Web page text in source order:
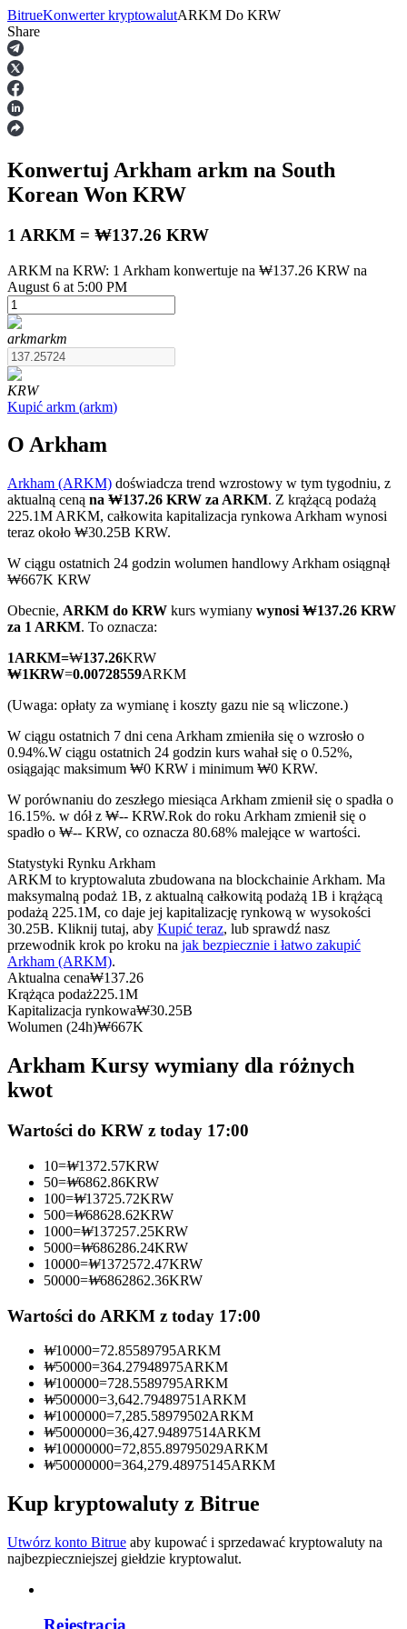
Kontrakty terminowe
Kontrakty terminowe na USDT
Kontrakty terminowe COIN-M
Kontrakty terminowe na kryptowaluty
TradFi
Instrumenty pochodne na akcje, forex, metale szlachetne i
towary
Kontrakty terminowe na USDC
Kopiowanie Transakcji
Dołącz do najlepszych traderów
Zostań traderem kopiującym
Ciesz się podziałem zysków i prowizjami z kopiowania
Analiza Big Data, w tym informacje handlowe itp.
BitrueKonwerter kryptowalutARKM Do KRW
Share
Konwertuj Arkham arkm na South
Korean Won KRW
1 ARKM = ₩137.26 KRW
ARKM na KRW: 1 Arkham konwertuje na ₩137.26 KRW na
August 6 at 5:00 PM
arkmarkm
KRW
Kupić arkm (arkm)
O Arkham
Arkham (ARKM) doświadcza trend wzrostowy w tym tygodniu, z
aktualną ceną na ₩137.26 KRW za ARKM. Z krążącą podażą
225.1M ARKM, całkowita kapitalizacja rynkowa Arkham wynosi
teraz około ₩30.25B KRW.
W ciągu ostatnich 24 godzin wolumen handlowy Arkham osiągnął
₩667K KRW
Obecnie, ARKM do KRW kurs wymiany wynosi ₩137.26 KRW
za 1 ARKM. To oznacza:
1ARKM=₩137.26KRW
₩1KRW=0.00728559ARKM
(Uwaga: opłaty za wymianę i koszty gazu nie są wliczone.)
W ciągu ostatnich 7 dni cena Arkham zmieniła się o wzrosło o
0.94%.W ciągu ostatnich 24 godzin kurs wahał się o 0.52%,
osiągając maksimum ₩0 KRW i minimum ₩0 KRW.
W porównaniu do zeszłego miesiąca Arkham zmienił się o spadła o
16.15%. w dół z ₩-- KRW.Rok do roku Arkham zmienił się o
spadło o ₩-- KRW, co oznacza 80.68% malejące w wartości.
Statystyki Rynku Arkham
ARKM to kryptowaluta zbudowana na blockchainie Arkham. Ma
maksymalną podaż 1B, z aktualną całkowitą podażą 1B i krążącą
podażą 225.1M, co daje jej kapitalizację rynkową w wysokości
30.25B. Kliknij tutaj, aby Kupić teraz, lub sprawdź nasz
przewodnik krok po kroku na jak bezpiecznie i łatwo zakupić
Arkham (ARKM).
Aktualna cena₩137.26
Krążąca podaż225.1M
Kapitalizacja rynkowa₩30.25B
Wolumen (24h)₩667K
Arkham Kursy wymiany dla różnych
kwot
Wartości do KRW z today 17:00
10=₩1372.57KRW
50=₩6862.86KRW
100=₩13725.72KRW
500=₩68628.62KRW
1000=₩137257.25KRW
5000=₩686286.24KRW
10000=₩1372572.47KRW
50000=₩6862862.36KRW
Wartości do ARKM z today 17:00
₩10000=72.85589795ARKM
₩50000=364.27948975ARKM
₩100000=728.5589795ARKM
₩500000=3,642.79489751 ARKM
₩1000000=7,285.58979502ARKM
₩5000000=36,427.94897514ARKM
₩10000000=72,855.89795029ARKM
₩50000000=364,279.48975145ARKM
Kup kryptowaluty z Bitrue
Utwórz konto Bitrue aby kupować i sprzedawać kryptowaluty na
najbezpieczniejszej giełdzie kryptowalut.
Rejestracja